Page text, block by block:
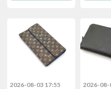
2026-08-03 17:55 2026-08-